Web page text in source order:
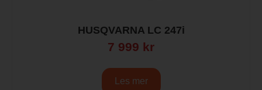
HUSQVARNA LC 247i
7 999 kr
Les mer